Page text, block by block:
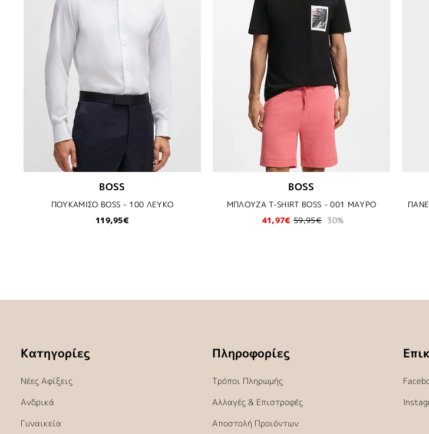
BOSS
ΠΟΥΚΑΜΙΣΟ BOSS - 100 ΛΕΥΚΟ
119,95€
BOSS
ΜΠΛΟΥΖΑ T-SHIRT BOSS - 001 ΜΑΥΡΟ
41,97€ 59,95€ 30%
Κατηγορίες
Νέες Αφίξεις
Ανδρικά
Γυναικεία
Πληροφορίες
Τρόποι Πληρωμής
Αλλαγές & Επιστροφές
Αποστολή Προιόντων